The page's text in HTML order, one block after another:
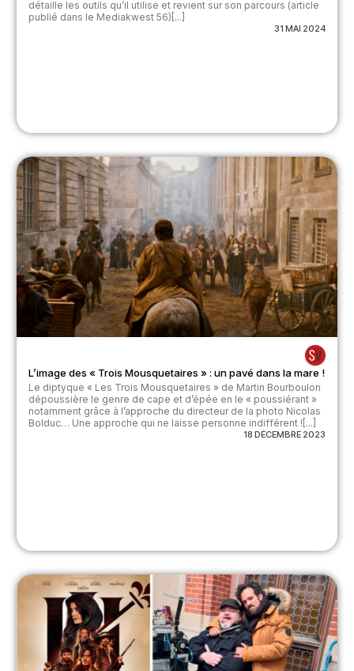
détaille les outils qu’il utilise et revient sur son parcours (article
publié dans le Mediakwest 56)[...]
31 MAI 2024
L’image des « Trois Mousquetaires » : un pavé dans la mare !
Le diptyque « Les Trois Mousquetaires » de Martin Bourboulon
dépoussière le genre de cape et d’épée en le « poussiérant »
notamment grâce à l’approche du directeur de la photo Nicolas
Bolduc… Une approche qui ne laisse personne indifférent ![...]
18 DÉCEMBRE 2023